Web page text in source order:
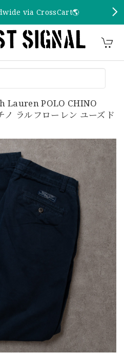
via CrossCart🌎️
Lauren POLO CHINO
ラルフローレン ユーズド